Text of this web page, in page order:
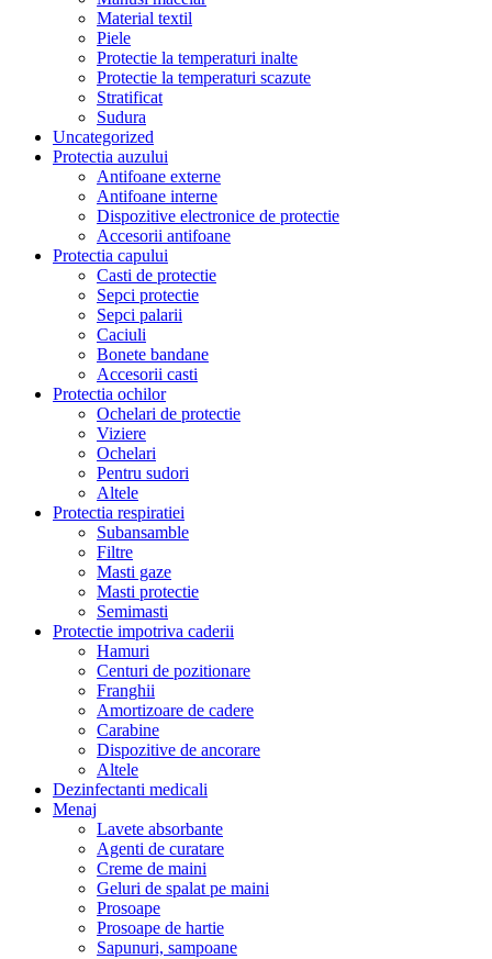
Material textil
Piele
Protectie la temperaturi inalte
Protectie la temperaturi scazute
Stratificat
Sudura
Uncategorized
Protectia auzului
Antifoane externe
Antifoane interne
Dispozitive electronice de protectie
Accesorii antifoane
Protectia capului
Casti de protectie
Sepci protectie
Sepci palarii
Caciuli
Bonete bandane
Accesorii casti
Protectia ochilor
Ochelari de protectie
Viziere
Ochelari
Pentru sudori
Altele
Protectia respiratiei
Subansamble
Filtre
Masti gaze
Masti protectie
Semimasti
Protectie impotriva caderii
Hamuri
Centuri de pozitionare
Franghii
Amortizoare de cadere
Carabine
Dispozitive de ancorare
Altele
Dezinfectanti medicali
Menaj
Lavete absorbante
Agenti de curatare
Creme de maini
Geluri de spalat pe maini
Prosoape
Prosoape de hartie
Sapunuri, sampoane